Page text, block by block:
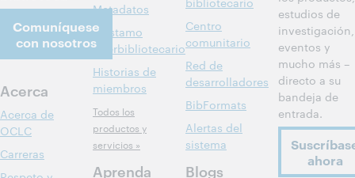
Comuníquese
con nosotros
Acerca
Acerca de
OCLC
Carreras
Metadatos
Préstamo
interbibliotecario
Historias de
miembros
Todos los
productos y
servicios »
Aprenda
Centro
comunitario
Red de
desarrolladores
BibFormats
Alertas del
sistema
Blogs
estudios de
investigación,
eventos y
mucho más –
directo a su
bandeja de
entrada.
ahora